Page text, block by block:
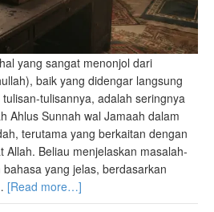
yang sangat menonjol dari
baik yang didengar langsung
tulisannya, adalah seringnya
Ahlus Sunnah wal Jamaah dalam
terutama yang berkaitan dengan
Allah. Beliau menjelaskan masalah-
yang jelas, berdasarkan
[Read more…]